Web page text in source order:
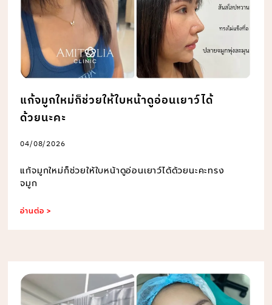
แก้จมูกใหม่ก็ช่วยให้ใบหน้าดูอ่อนเยาว์ได้
ด้วยนะคะ
04/08/2026
แก้จมูกใหม่ก็ช่วยให้ใบหน้าดูอ่อนเยาว์ได้ด้วยนะคะทรง
จมูก
อ่านต่อ >